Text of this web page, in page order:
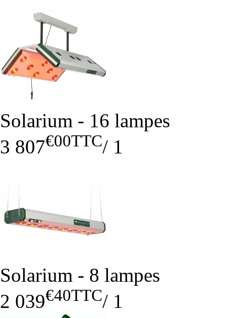
Solarium - 16 lampes
3 807€00TTC/ 1
Solarium - 8 lampes
2 039€40TTC/ 1